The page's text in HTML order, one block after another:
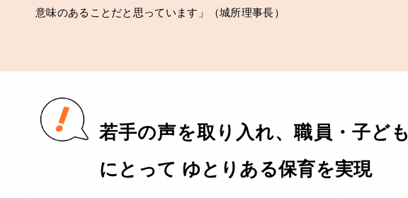
意味のあることだと思っています」（城所理事長）
若手の声を取り入れ、職員・子ども
にとって ゆとりある保育を実現